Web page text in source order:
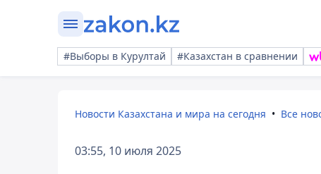
#Выборы в Курултай #Казахстан в сравнении
Новости Казахстана и мира на сегодня Все
03:55, 10 июля 2025